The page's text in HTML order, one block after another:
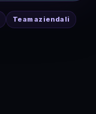
Team aziendali